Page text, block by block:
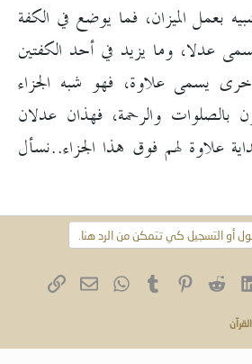
بعمل الميزان، فما يوضع في الكفة
عدلا، وما يزيد في أحد الكفتين
يسمى علاوة، فهو شبه الجزاء
بالصلوات والرحمة، فهذان عدلان
علاوة لهم فوق هذا الجزاء..نسأل
أو التسجيل كي تتمكن من الرد هنا.
X
LinkedIn
Reddit
Pinterest
Tumblr
WhatsApp
البريد